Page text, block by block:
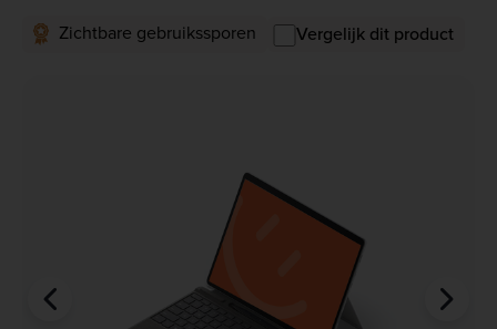
Zichtbare gebruikssporen Vergelijk dit product